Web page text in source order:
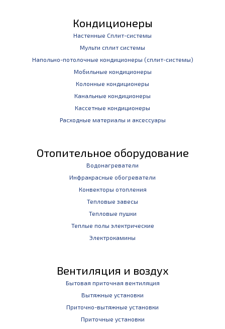
Кондиционеры
Настенные Сплит-системы
Мульти сплит системы
Напольно-потолочные кондиционеры (сплит-системы)
Мобильные кондиционеры
Колонные кондиционеры
Канальные кондиционеры
Кассетные кондиционеры
Расходные материалы и аксессуары
Отопительное оборудование
Водонагреватели
Инфракрасные обогреватели
Конвекторы отопления
Тепловые завесы
Тепловые пушки
Теплые полы электрические
Электрокамины
Вентиляция и воздух
Бытовая приточная вентиляция
Вытяжные установки
Приточно-вытяжные установки
Приточные установки